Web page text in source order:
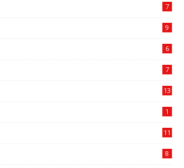
7
9
6
7
13
1
11
8